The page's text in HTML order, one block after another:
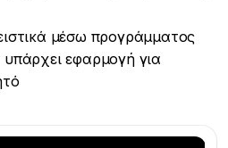
μέσω προγράμματος
εφαρμογή για